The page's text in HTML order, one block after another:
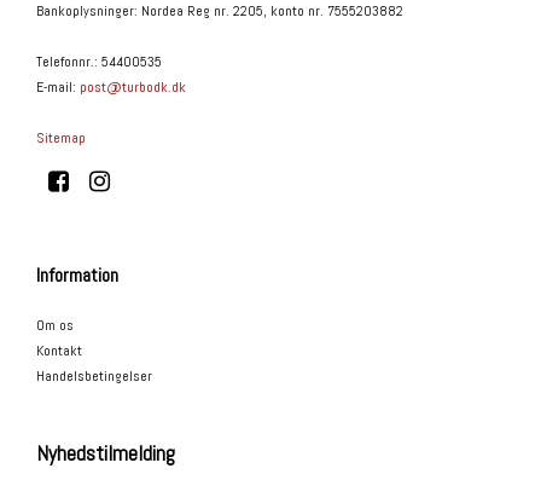
Bankoplysninger: Nordea Reg nr. 2205, konto nr. 7555203882
Telefonnr.: 54400535
E-mail: post@turbodk.dk
Sitemap
Information
Om os
Kontakt
Handelsbetingelser
Nyhedstilmelding